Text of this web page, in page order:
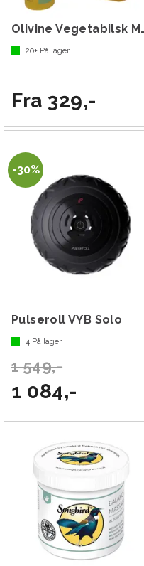
Olivine
20+ På lager
Fra 329,-
30%
Pulseroll VYB Solo
4 På lager
1 549,-
1 084,-